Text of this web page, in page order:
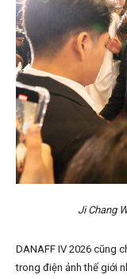
Ji Chang
DANAFF IV 2026 cũng
trong điện ảnh thế giới